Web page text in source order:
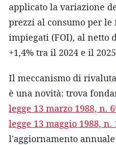
applicato la variazione
prezzi al consumo per
impiegati (FOI), al netto
+1,4% tra il 2024 e il
Il meccanismo di
è una novità: trova
legge 13 marzo 1988, n.
legge 13 maggio 1988, n.
l'aggiornamento